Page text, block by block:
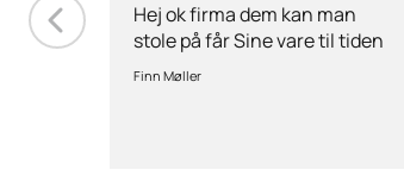
Hej ok firma dem kan man
stole på får Sine vare til tiden
hurtig levering inden for 2
Finn Møller